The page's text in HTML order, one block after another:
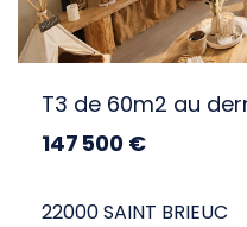
T3 de 60m2 au
147 500 €
22000 SAINT BRIEUC